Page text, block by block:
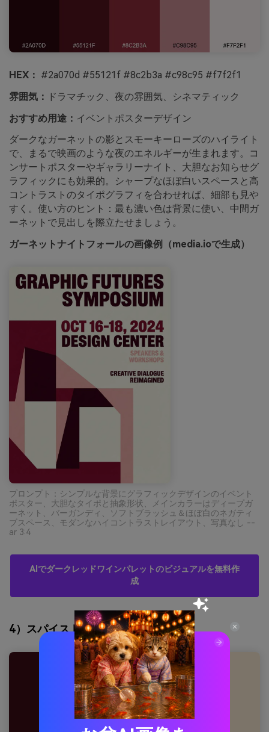
HEX： #2a070d #55121f #8c2b3a #c98c95 #f7f2f1
雰囲気：
ドラマチック、夜の雰囲気、シネマティック
おすすめ用途： イベントポスターデザイン
ダークなガーネットの影とスモーキーローズのハイライト
で、まるで映画のような夜のエネルギーが生まれます。コ
ンサートポスターやギャラリーナイト、大胆なお知らせグ
ラフィックにも効果的。シャープなほぼ白いスペースと高
コントラストのタイポグラフィを合わせれば、細部も見や
すく。使い方のヒント：最も濃い色は背景に使い、中間ガ
ーネットで見出しを際立たせましょう。
ガーネットナイトフォールの画像例（media.ioで生成）
プロンプト：シンプルな背景にグラフィックデザインのイベント
ポスター、大胆なタイポと抽象形状、メインカラーはディープガ
ーネット、バーガンディ、ソフトブラッシュ＆ほぼ白のネガティ
ブスペース、モダンなハイコントラストレイアウト、写真なし --
ar 3:4
AIでダークレッドワインパレットのビジュアルを無料作
成
4）スパイスドボルドー